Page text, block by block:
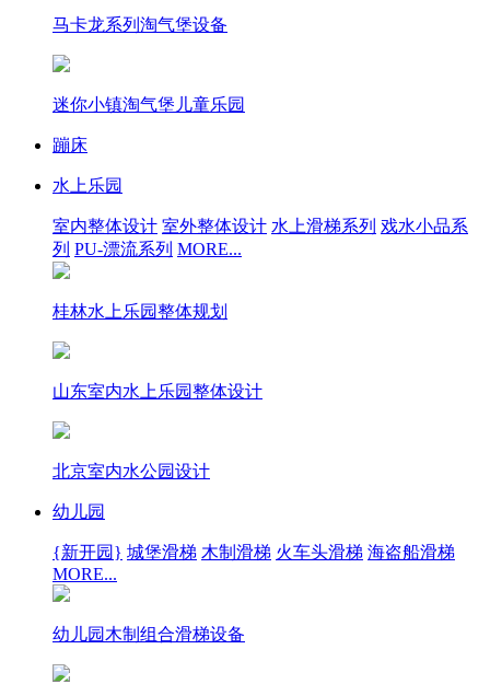
马卡龙系列淘气堡设备
迷你小镇淘气堡儿童乐园
蹦床
水上乐园
室内整体设计 室外整体设计 水上滑梯系列 戏水小品系
列 PU-漂流系列 MORE...
桂林水上乐园整体规划
山东室内水上乐园整体设计
北京室内水公园设计
幼儿园
{新开园} 城堡滑梯 木制滑梯 火车头滑梯 海盗船滑梯
MORE...
幼儿园木制组合滑梯设备